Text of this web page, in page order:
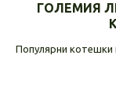
ГОЛЕМИЯ
Популярни котешки